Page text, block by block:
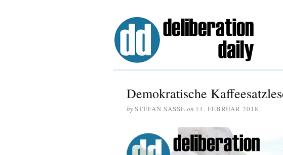
Demokratische
bySTEFAN SASSE on 11. FEBRUAR 2018